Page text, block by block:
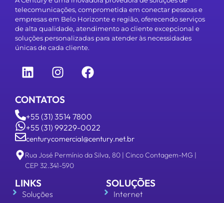
telecomunicações, comprometida em conectar pessoas e
empresas em Belo Horizonte e região, oferecendo serviços
de alta qualidade, atendimento ao cliente excepcional e
soluções personalizadas para atender às necessidades
únicas de cada cliente.
CONTATOS
+55 (31) 3514 7800
+55 (31) 99229-0022
centurycomercial@century.net.br
Rua José Permínio da Silva, 80 | Cinco Contagem-MG |
CEP 32.341-590
LINKS
Soluções
SOLUÇÕES
Internet